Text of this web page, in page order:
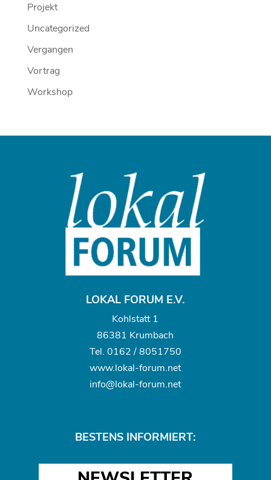
Projekt
Uncategorized
Vergangen
Vortrag
Workshop
LOKAL FORUM E.V.
Kohlstatt 1
86381 Krumbach
Tel. 0162 / 8051750
www.lokal-forum.net
info@lokal-forum.net
BESTENS INFORMIERT: